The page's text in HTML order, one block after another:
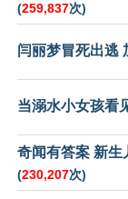
(259,837次)
闫丽梦冒死出逃
当溺水小女孩看
奇闻有答案 新生
(230,207次)